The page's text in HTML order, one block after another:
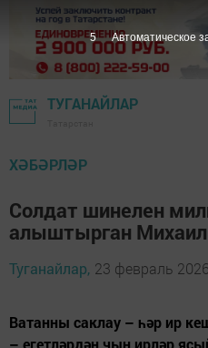
ТУГАНАЙЛАР
ХӘБӘРЛӘР
Солдат шинелен
алыштырган
Туганайлар, 23 февраль
Ватанны саклау – һәр ир
4 Автоматическое